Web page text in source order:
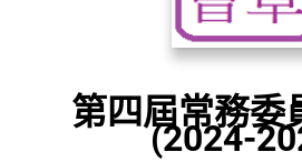
第四屆常務委
(2024-